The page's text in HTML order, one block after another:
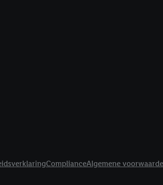
ComplianceAlgemene